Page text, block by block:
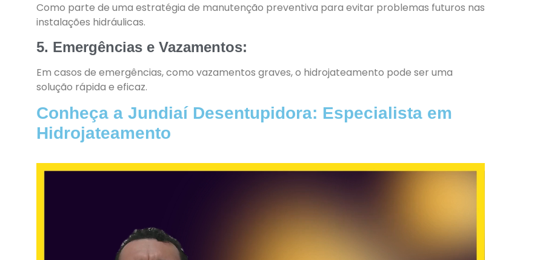
Como parte de uma estratégia de manutenção preventiva para evitar problemas futuros nas
instalações hidráulicas.
5. Emergências e Vazamentos:
Em casos de emergências, como vazamentos graves, o hidrojateamento pode ser uma
solução rápida e eficaz.
Conheça a Jundiaí Desentupidora: Especialista em
Hidrojateamento